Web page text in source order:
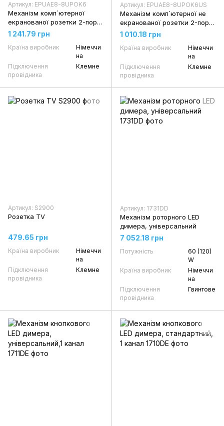
Артикул: EPUAE8-8UPOK6
Механізм комп`ютерної
екранованої розетки 2-порт.
UAE
1 241.79 грн
Країна виробник
Німеччи
на
Підключення
провідника
Клемне
Артикул: EPUAE8-8UPOK6US
Механізм комп`ютерної не
екранованої розетки 2-порт.
UAE
1 010.18 грн
Країна виробник
Німеччи
на
Підключення
провідника
Клемне
Артикул: S2900
Розетка TV
479.65 грн
Країна виробник
Німеччи
на
Підключення
провідника
Клемне
Артикул: 1731DD
Механізм роторного LED
димера, універсальний
7 052.18 грн
Потужність
60 (120)
W
Країна виробник
Німеччи
на
Підключення
провідника
Гвинтове